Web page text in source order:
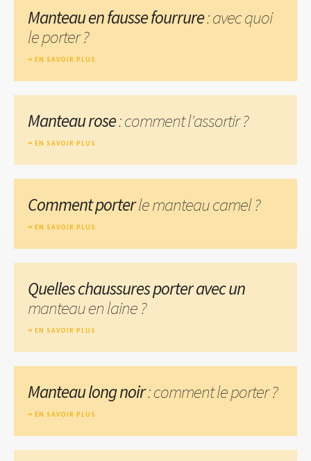
Manteau en fausse fourrure: avec quoi
le porter ?
EN SAVOIR PLUS
Manteau rose: comment l'assortir ?
EN SAVOIR PLUS
Comment porterle manteau camel ?
EN SAVOIR PLUS
Quelles chaussures porter avec un
manteau en laine ?
EN SAVOIR PLUS
Manteau long noir: comment le porter ?
EN SAVOIR PLUS